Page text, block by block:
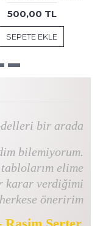
500,00 TL
SEPETE EKLE
bir arada
bilemiyorum.
elime
karar verdiğimi
öneririm